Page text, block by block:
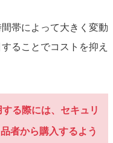
帯によって大きく変動
ることでコストを抑え
る際には、セキュリ
者から購入するよう